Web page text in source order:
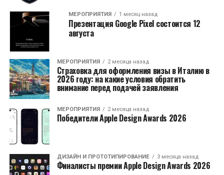
МЕРОПРИЯТИЯ 1 месяц назад
Презентация Google Pixel состоится 12
августа
МЕРОПРИЯТИЯ 2 месяца назад
Страховка для оформления визы в Италию в
2026 году: на какие условия обратить
внимание перед подачей заявления
МЕРОПРИЯТИЯ 2 месяца назад
Победители Apple Design Awards 2026
ДИЗАЙН И ПРОТОТИПИРОВАНИЕ 3 месяца назад
Финалисты премии Apple Design Awards 2026